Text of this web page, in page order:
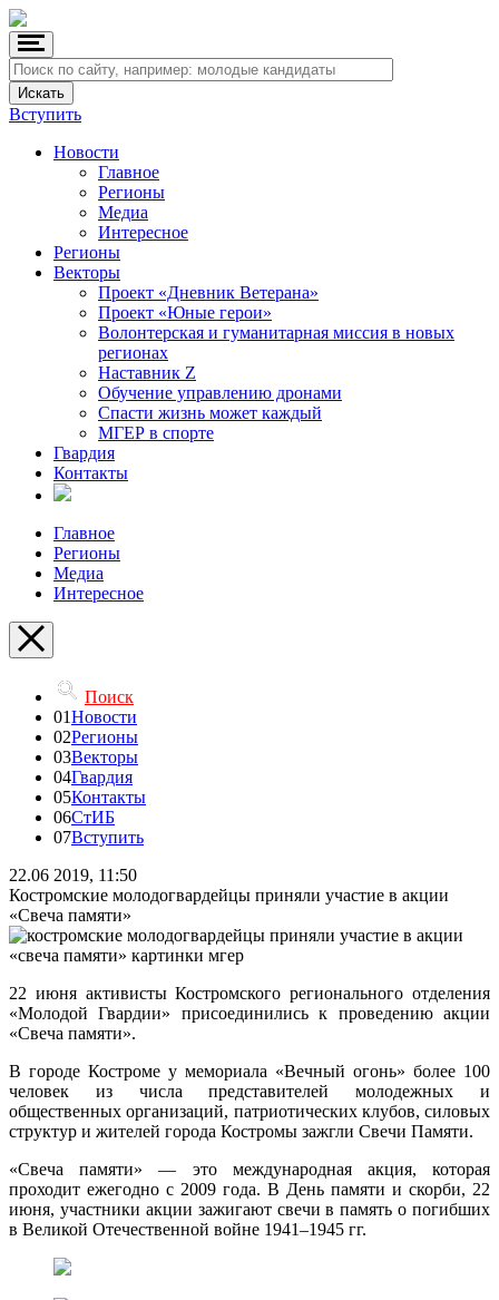
Вступить
Новости
Главное
Регионы
Медиа
Интересное
Регионы
Векторы
Проект «Дневник Ветерана»
Проект «Юные герои»
Волонтерская и гуманитарная миссия в новых
регионах
Наставник Z
Обучение управлению дронами
Спасти жизнь может каждый
МГЕР в спорте
Гвардия
Контакты
Главное
Регионы
Медиа
Интересное
Поиск
01Новости
02Регионы
03Векторы
04Гвардия
05Контакты
06СтИБ
07Вступить
22.06 2019, 11:50
Костромские молодогвардейцы приняли участие в акции
«Свеча памяти»
22 июня активисты Костромского регионального отделения
«Молодой Гвардии» присоединились к проведению акции
«Свеча памяти».
В городе Костроме у мемориала «Вечный огонь» более 100
человек из числа представителей молодежных и
общественных организаций, патриотических клубов, силовых
структур и жителей города Костромы зажгли Свечи Памяти.
«Свеча памяти» — это международная акция, которая
проходит ежегодно с 2009 года. В День памяти и скорби, 22
июня, участники акции зажигают свечи в память о погибших
в Великой Отечественной войне 1941–1945 гг.